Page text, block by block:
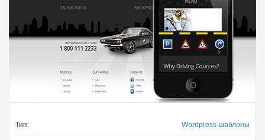
Тип: Wordpress шаблоны